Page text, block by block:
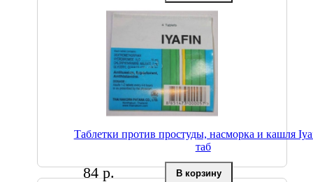
Таблетки против простуды, насморка и кашля
таб
84 р.